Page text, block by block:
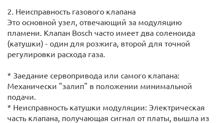
2. Неисправность газового клапана
Это основной узел, отвечающий за модуляцию
пламени. Клапан Bosch часто имеет два соленоида
(катушки) - один для розжига, второй для точной
регулировки расхода газа.
* Заедание сервопривода или самого клапана:
Механически "залип" в положении минимальной
подачи.
* Неисправность катушки модуляции: Электрическая
часть клапана, получающая сигнал от платы, вышла из